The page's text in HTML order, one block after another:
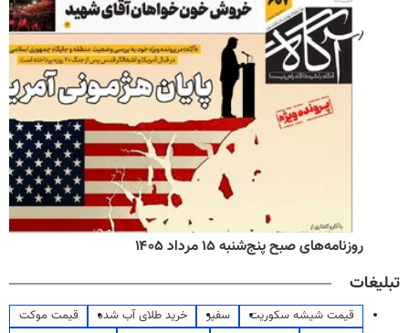
روزنامه‌های صبح پنج‌شنبه ۱۵ مرداد ۱۴۰۵
تبلیغات
قیمت شیشه سکوریت سفیر خرید طلای آب شده
قیمت موکت